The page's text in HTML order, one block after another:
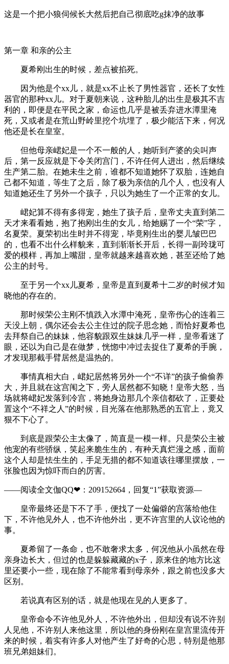
这是一个把小狼伺候长大然后把自己彻底吃g抹净的故事
第一章 和亲的公主
夏希刚出生的时候，差点被掐死。
因为他是个xx儿，就是xx不止长了男性器官，还长了女性
器官的那种xx儿。对于夏朝来说，这种胎儿的出生是极其不吉
利的，即便是在平民之家，命运也几乎是被丢弃进水潭里淹
死，又或者是在荒山野岭里挖个坑埋了，极少能活下来，何况
他还是长在皇室。
但他母亲峮妃是一个不一般的人，她听到产婆的尖叫声
后，第一反应就是下令关闭宫门，不许任何人进出，然后继续
生产第二胎。在她未生之前，谁都不知道她怀了双胎，连她自
己都不知道，等生了之后，除了极为亲信的几个人，也没有人
知道她还生了另外一个孩子，只以为她生了一个正常的女儿。
峮妃算不得有多得宠，她生了孩子后，皇帝丈夫直到第二
天才来看看她，抱了抱刚出生的女儿，给她赐了一个“荣”字，
名夏荣。夏荣初出生时并不得宠，毕竟刚生出的婴儿皱巴巴
的，也看不出什么样貌来，直到渐渐长开后，长得一副玲珑可
爱的模样，再加上嘴甜，皇帝就越来越喜欢她，甚至还给了她
公主的封号。
至于另一个xx儿夏希，皇帝是直到夏希十二岁的时候才知
晓他的存在的。
那时候荣公主刚不慎跌入水潭中淹死，皇帝伤心的连着三
天没上朝，偶尔还会去公主住过的院子思念她，而恰好夏希也
去拜祭自己的妹妹，他容貌跟双生妹妹几乎一样，皇帝看迷了
眼，还以为自己是在做梦，恍惚中冲过去捉住了夏希的手腕，
才发现那截手臂居然是温热的。
事情真相大白，峮妃居然将另外一个“不详”的孩子偷偷养
大，并且就在这宫闱之下，旁人居然都不知晓！皇帝大怒，当
场就将峮妃发落到冷宫，将她身边那几个亲信都砍了，正要处
置这个“不祥之人”的时候，目光落在他那熟悉的五官上，竟又
狠不下心了。
到底是跟荣公主太像了，简直是一模一样。只是荣公主被
他宠的有些骄纵，笑起来脆生生的，有种天真烂漫之感，面前
这个人却是怯生生的，手足无措的都不知道该往哪里摆放，一
张脸也因为惊吓而白的厉害。
——阅读全文伽QQ❤：209152664，回复“1”获取资源—
皇帝最终还是下不了手，便找了一处偏僻的宫落给他住
下，不许他见外人，也不许他外出，更不许宫里的人议论他的
事。
夏希留了一条命，也不敢奢求太多，何况他从小虽然在母
亲身边长大，但过的也是躲躲藏藏的x子，原来住的地方比这
里还要小一些，现在除了不能常看到母亲外，跟之前也没多大
区别。
若说真有区别的话，就是他现在见的人更多了。
皇帝命令不许他见外人，不许他外出，但却没有说不许别
人见他，不许别人来他这里，所以他的身份刚在皇宫里流传开
来的时候，着实有许多人对他产生了好奇的心思，特别是他那
班兄弟姐妹们。